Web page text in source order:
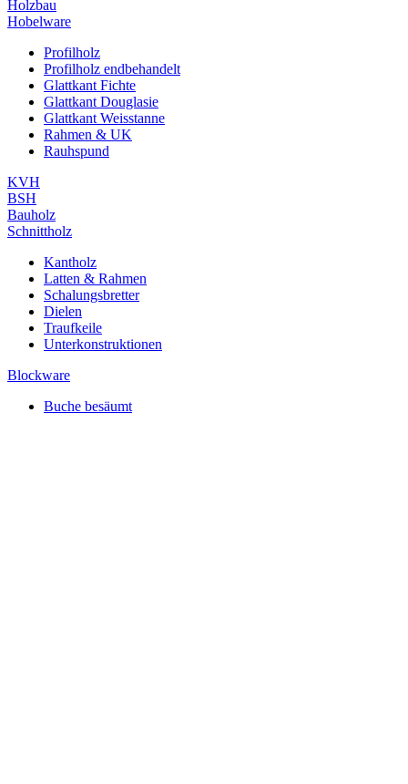
Holzbau
Hobelware
Profilholz
Profilholz endbehandelt
Glattkant Fichte
Glattkant Douglasie
Glattkant Weisstanne
Rahmen & UK
Rauhspund
KVH
BSH
Bauholz
Schnittholz
Kantholz
Latten & Rahmen
Schalungsbretter
Dielen
Traufkeile
Unterkonstruktionen
Blockware
Buche besäumt